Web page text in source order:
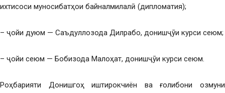
ихтисоси муносибатҳои байналмилалӣ (дипломатия);
– ҷойи дуюм — Саъдуллозода Дилрабо, донишҷӯи курси сеюм;
– ҷойи сеюм — Бобизода Малоҳат, донишҷӯи курси сеюм.
Роҳбарияти Донишгоҳ иштирокчиён ва ғолибони озмуни